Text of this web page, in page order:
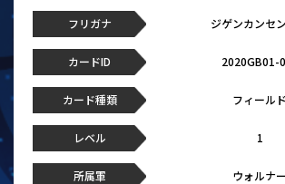
フリガナ ジゲンカンセ
カードID 2020GB01-
カード種類 フィールド
レベル 1
所属軍 ウォルナー